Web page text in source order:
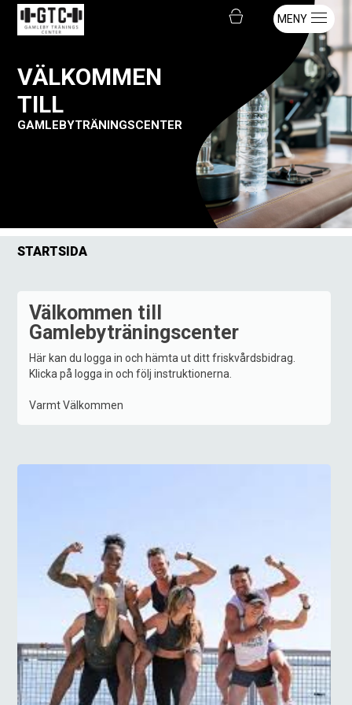
VÄLKOMMEN
TILL
GAMLEBYTRÄNINGSCENTER
MENY
STARTSIDA
Välkommen till
Gamlebyträningscenter
Här kan du logga in och hämta ut ditt friskvårdsbidrag.
Klicka på logga in och följ instruktionerna.
Varmt Välkommen